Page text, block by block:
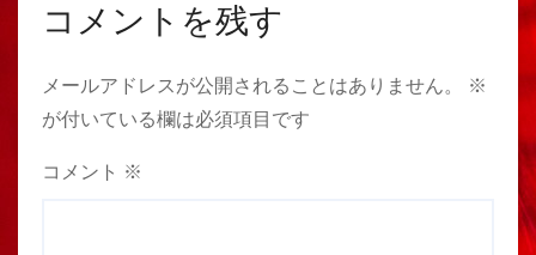
コメントを残す
メールアドレスが公開されることはありません。
※
が付いている欄は必須項目です
コメント ※